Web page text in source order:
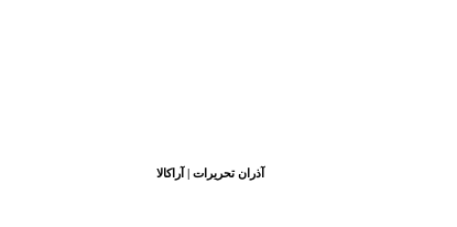
آذران تحریرات | آراکالا